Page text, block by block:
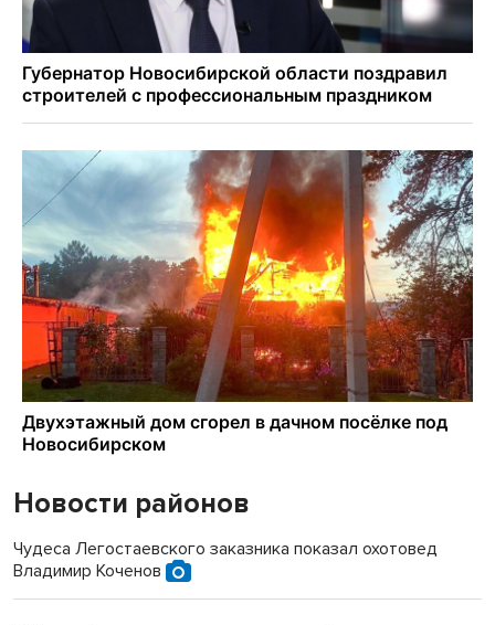
Новости районов
Чудеса Легостаевского заказника показал охотовед
Владимир Коченов